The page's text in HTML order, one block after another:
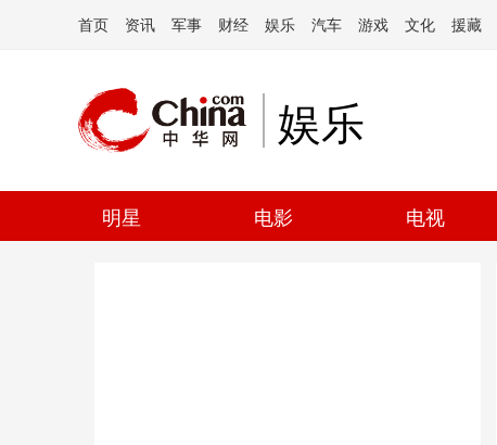
首页 资讯 军事 财经 娱乐 汽车 游戏 文化 援藏
娱乐
明星 电影 电视